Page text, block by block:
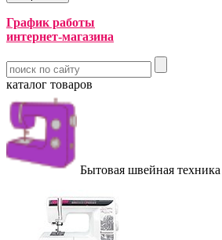
График работы
интернет-магазина
каталог товаров
Бытовая швейная техника